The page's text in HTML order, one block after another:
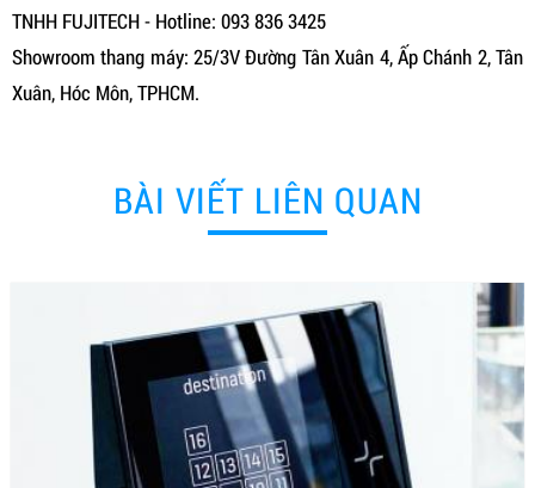
TNHH FUJITECH - Hotline: 093 836 3425
Showroom thang máy: 25/3V Đường Tân Xuân 4, Ấp Chánh 2, Tân
Xuân, Hóc Môn, TPHCM.
BÀI VIẾT LIÊN QUAN